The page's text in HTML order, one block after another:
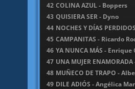
42 COLINA AZUL - Boppers
43 QUISIERA SER - Dyno
44 NOCHES Y DÍAS
45 CAMPANITAS - Ricardo
46 YA NUNCA MÁS - Enrique
47 UNA MUJER
48 MUÑECO DE TRAPO -
49 DILE ADIÓS - Angélica